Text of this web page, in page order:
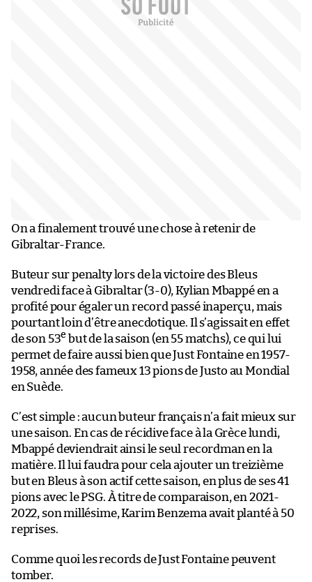
On a finalement trouvé une chose à retenir de
Gibraltar-France.
Buteur sur penalty lors de la victoire des Bleus
vendredi face à Gibraltar (3-0), Kylian Mbappé en a
profité pour égaler un record passé inaperçu, mais
pourtant loin d’être anecdotique. Il s’agissait en effet
de son 53e but de la saison (en 55 matchs), ce qui lui
permet de faire aussi bien que Just Fontaine en 1957-
1958, année des fameux 13 pions de Justo au Mondial
en Suède.
C’est simple : aucun buteur français n’a fait mieux sur
une saison. En cas de récidive face à la Grèce lundi,
Mbappé deviendrait ainsi le seul recordman en la
matière. Il lui faudra pour cela ajouter un treizième
but en Bleus à son actif cette saison, en plus de ses 41
pions avec le PSG. À titre de comparaison, en 2021-
2022, son millésime, Karim Benzema avait planté à 50
reprises.
Comme quoi les records de Just Fontaine peuvent
tomber.